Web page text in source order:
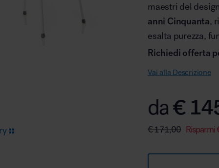
Arredo area reception
maestri del
anni Cinquanta,
esalta purezza,
Richiedi offerta
Vai alla Descrizione
da€
€171,00 Risparmi